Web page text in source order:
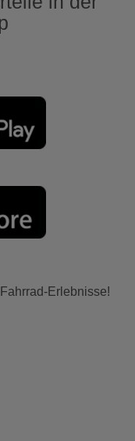
Erlebnisse!